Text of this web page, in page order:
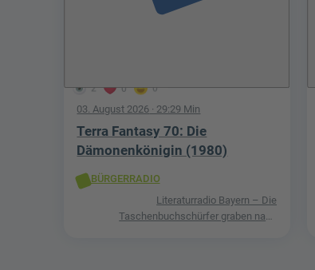
2 0 0
03. August 2026 · 29:29 Min
Terra Fantasy 70: Die
Dämonenkönigin (1980)
BÜRGERRADIO
Literaturradio Bayern – Die
Taschenbuchschürfer graben nach